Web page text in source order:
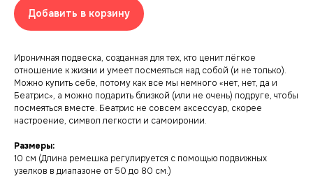
Добавить в корзину
Ироничная подвеска, созданная для тех, кто ценит лёгкое
отношение к жизни и умеет посмеяться над собой (и не только).
Можно купить себе, потому как все мы немного «нет, нет, да и
Беатрис», а можно подарить близкой (или не очень) подруге, чтобы
посмеяться вместе. Беатрис не совсем аксессуар, скорее
настроение, символ легкости и самоиронии.
Размеры:
10 см (Длина ремешка регулируется с помощью подвижных
узелков в диапазоне от 50 до 80 см.)